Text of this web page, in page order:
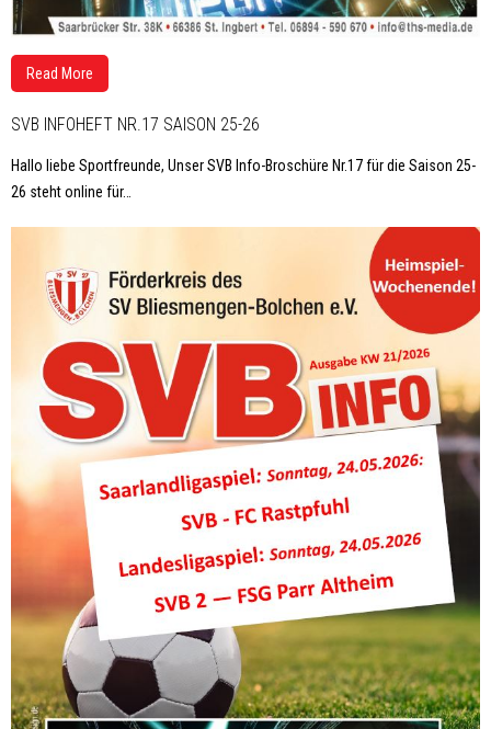
Read More
SVB INFOHEFT NR.17 SAISON 25-26
Hallo liebe Sportfreunde, Unser SVB Info-Broschüre Nr.17 für die Saison 25-
26 steht online für…